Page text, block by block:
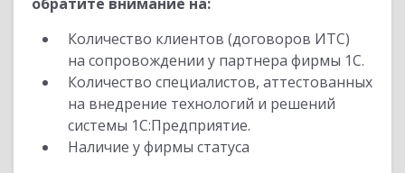
Количество клиентов (договоров ИТС)
на сопровождении у партнера фирмы 1С.
Количество специалистов, аттестованных
на внедрение технологий и решений
системы 1С:Предприятие.
Наличие у фирмы статуса